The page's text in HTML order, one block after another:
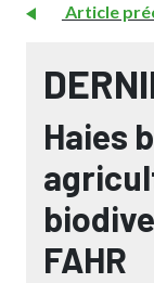
Article
Haies
FAHR